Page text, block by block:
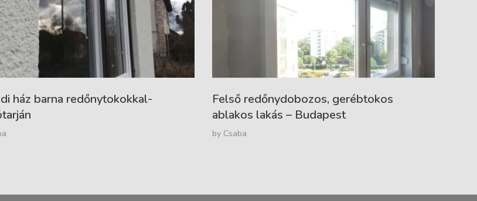
ház barna redőnytokokkal-
Felső redőnydobozos, gerébtokos
ablakos lakás – Budapest
by Csaba